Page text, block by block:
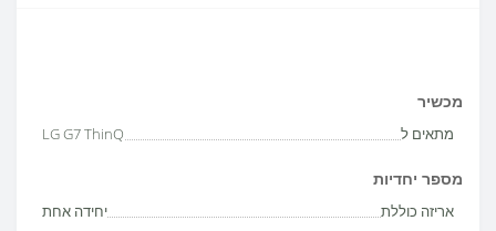
מכשיר
מתאים ל LG G7 ThinQ
מספר יחדיות
אריזה כוללת יחידה אחת